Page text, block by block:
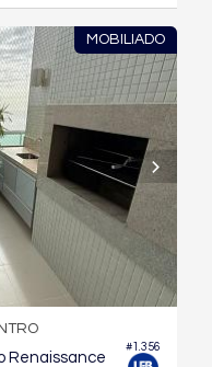
MOBILIADO
#1.356
Renaissance